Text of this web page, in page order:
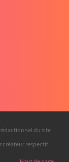
du site
créateur respectif.